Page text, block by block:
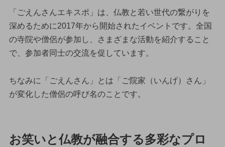
「ごえんさんエキスポ」は、仏教と若い世代の繋がりを
深めるために2017年から開始されたイベントです。全国
の寺院や僧侶が参加し、さまざまな活動を紹介すること
で、参加者同士の交流を促しています。
ちなみに「ごえんさん」とは「ご院家（いんげ）さん」
が変化した僧侶の呼び名のことです。
お笑いと仏教が融合する多彩なプロ